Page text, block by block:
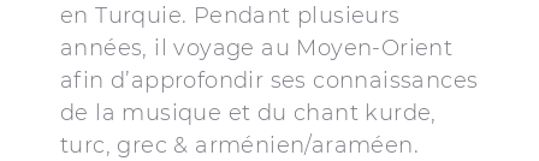
en Turquie. Pendant plusieurs
années, il voyage au Moyen-Orient
afin d’approfondir ses connaissances
de la musique et du chant kurde,
turc, grec & arménien/araméen.